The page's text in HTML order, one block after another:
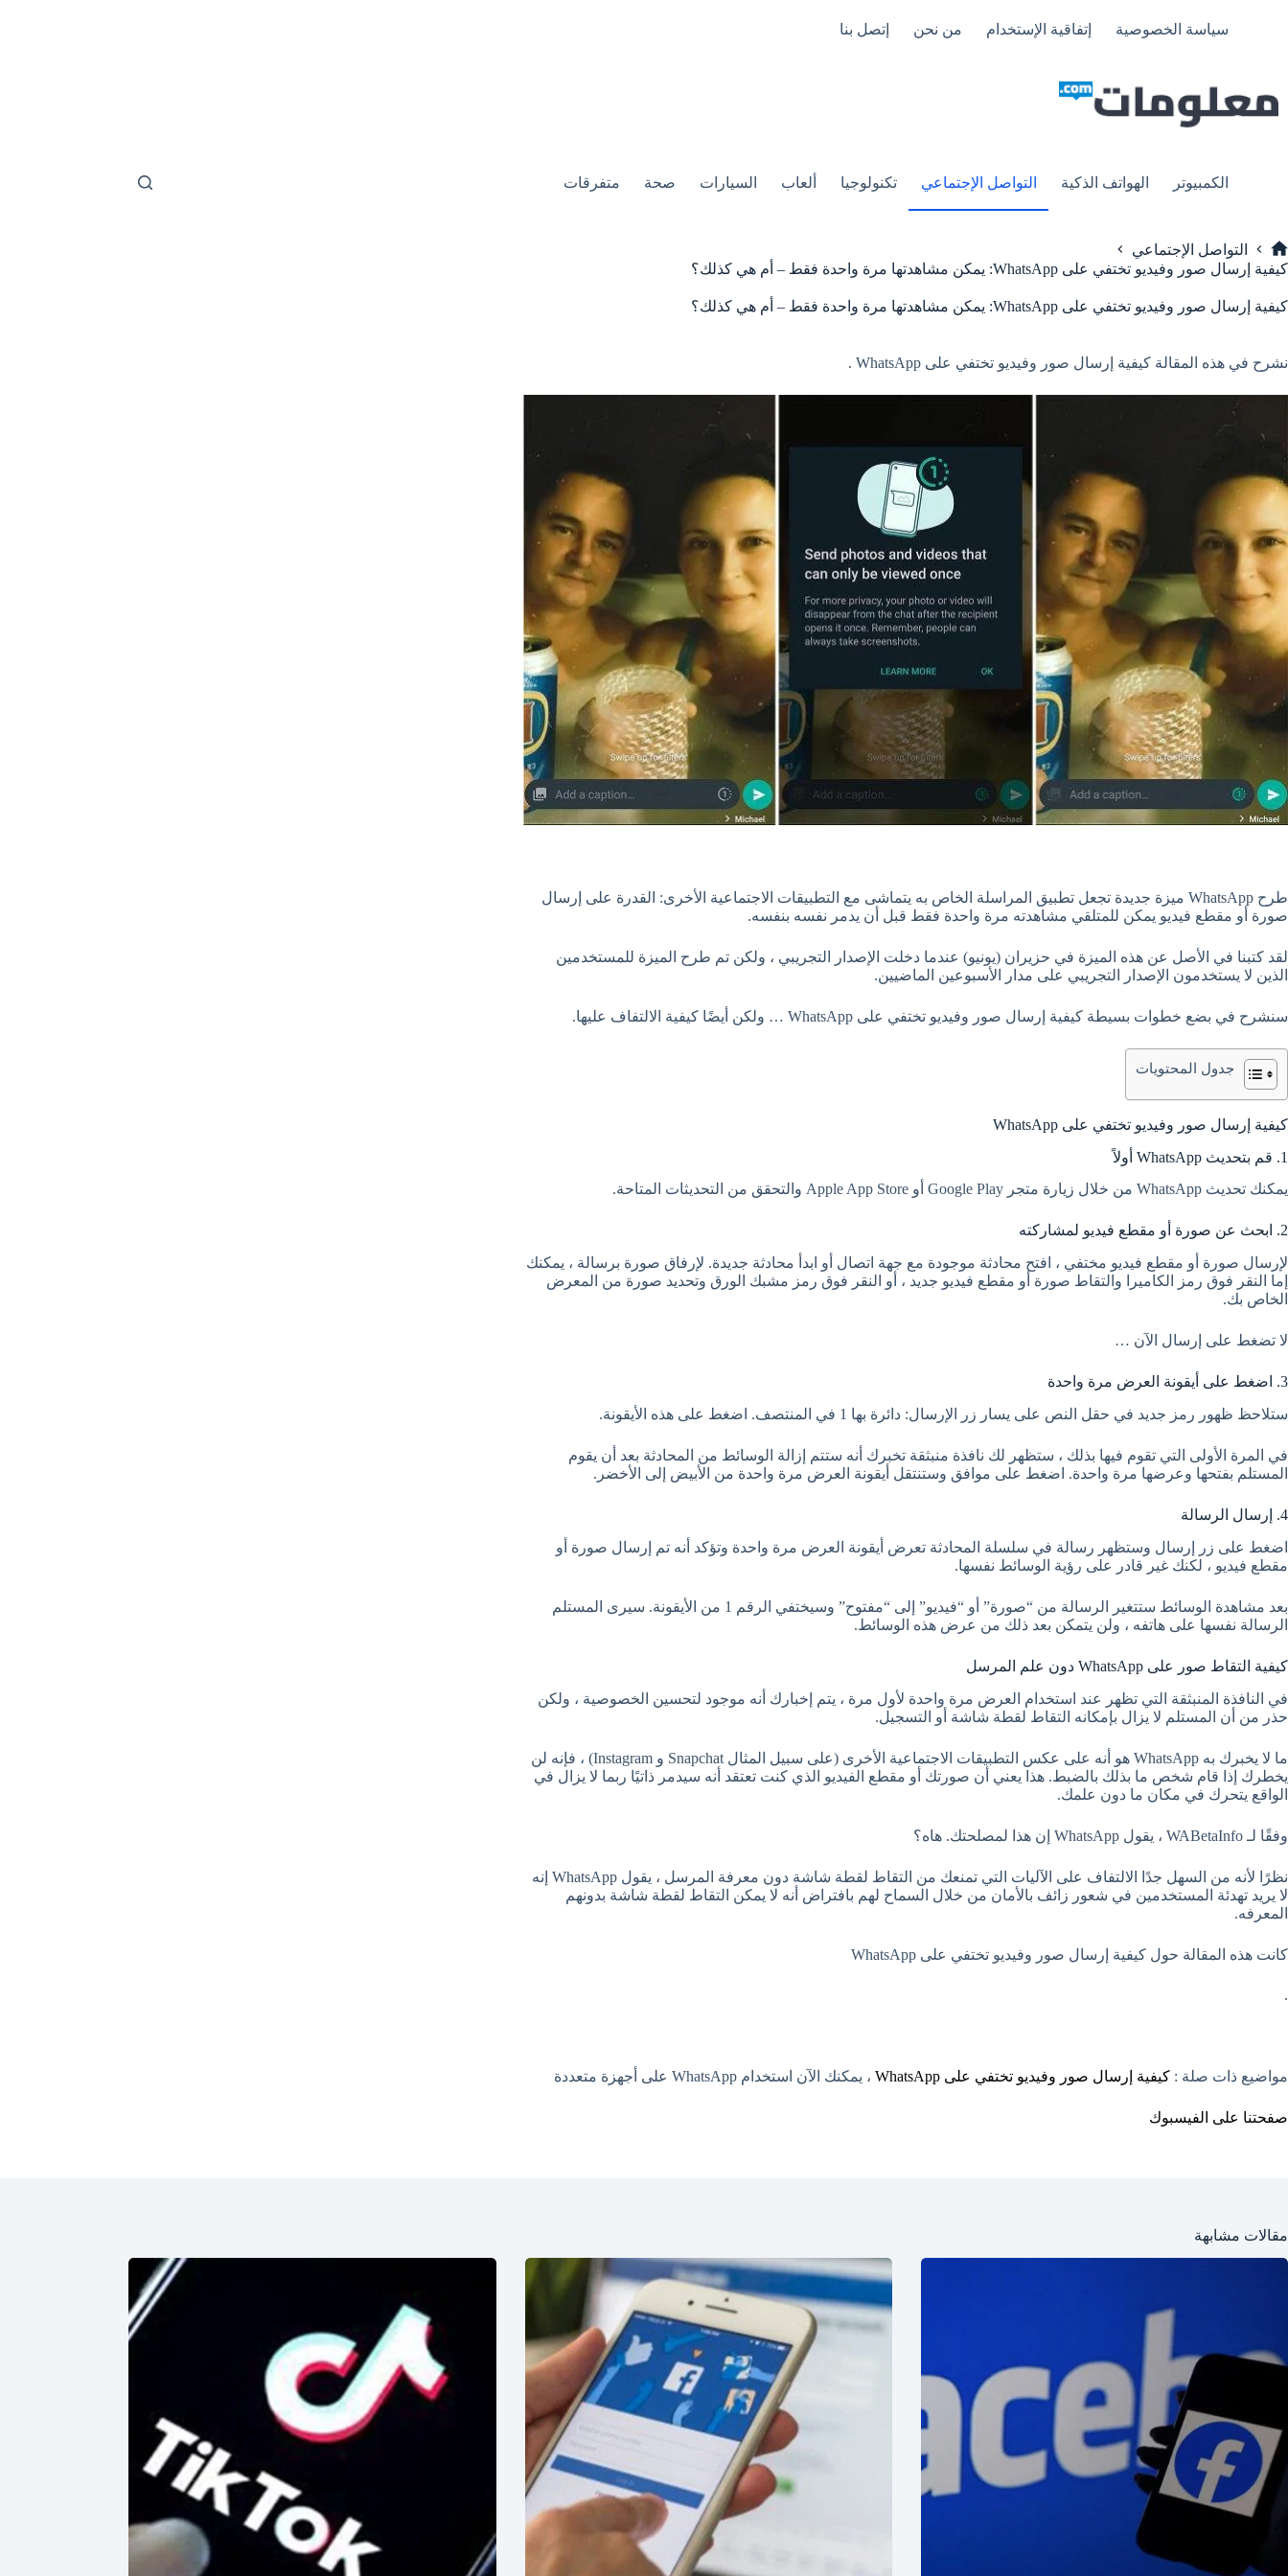
سياسة الخصوصية إتفاقية الإستخدام من نحن إتصل بنا
الكمبيوتر الهواتف الذكية التواصل الإجتماعي تكنولوجيا ألعاب السيارات صحة متفرقات
الرئيسية
التواصل الإجتماعي
كيفية إرسال صور وفيديو تختفي على WhatsApp: يمكن مشاهدتها مرة واحدة فقط – أم هي كذلك؟
كيفية إرسال صور وفيديو تختفي على WhatsApp: يمكن مشاهدتها مرة واحدة فقط – أم هي كذلك؟
نشرح في هذه المقالة كيفية إرسال صور وفيديو تختفي على WhatsApp .
طرح WhatsApp ميزة جديدة تجعل تطبيق المراسلة الخاص به يتماشى مع التطبيقات الاجتماعية الأخرى: القدرة على إرسال
صورة أو مقطع فيديو يمكن للمتلقي مشاهدته مرة واحدة فقط قبل أن يدمر نفسه بنفسه.
لقد كتبنا في الأصل عن هذه الميزة في حزيران (يونيو) عندما دخلت الإصدار التجريبي ، ولكن تم طرح الميزة للمستخدمين
الذين لا يستخدمون الإصدار التجريبي على مدار الأسبوعين الماضيين.
سنشرح في بضع خطوات بسيطة كيفية إرسال صور وفيديو تختفي على WhatsApp … ولكن أيضًا كيفية الالتفاف عليها.
جدول المحتويات
كيفية إرسال صور وفيديو تختفي على WhatsApp
1. قم بتحديث WhatsApp أولاً
يمكنك تحديث WhatsApp من خلال زيارة متجر Google Play أو Apple App Store والتحقق من التحديثات المتاحة.
2. ابحث عن صورة أو مقطع فيديو لمشاركته
لإرسال صورة أو مقطع فيديو مختفي ، افتح محادثة موجودة مع جهة اتصال أو ابدأ محادثة جديدة. لإرفاق صورة برسالة ، يمكنك
إما النقر فوق رمز الكاميرا والتقاط صورة أو مقطع فيديو جديد ، أو النقر فوق رمز مشبك الورق وتحديد صورة من المعرض
الخاص بك.
لا تضغط على إرسال الآن …
3. اضغط على أيقونة العرض مرة واحدة
ستلاحظ ظهور رمز جديد في حقل النص على يسار زر الإرسال: دائرة بها 1 في المنتصف. اضغط على هذه الأيقونة.
في المرة الأولى التي تقوم فيها بذلك ، ستظهر لك نافذة منبثقة تخبرك أنه ستتم إزالة الوسائط من المحادثة بعد أن يقوم
المستلم بفتحها وعرضها مرة واحدة. اضغط على موافق وستنتقل أيقونة العرض مرة واحدة من الأبيض إلى الأخضر.
4. إرسال الرسالة
اضغط على زر إرسال وستظهر رسالة في سلسلة المحادثة تعرض أيقونة العرض مرة واحدة وتؤكد أنه تم إرسال صورة أو
مقطع فيديو ، لكنك غير قادر على رؤية الوسائط نفسها.
بعد مشاهدة الوسائط ستتغير الرسالة من “صورة” أو “فيديو” إلى “مفتوح” وسيختفي الرقم 1 من الأيقونة. سيرى المستلم
الرسالة نفسها على هاتفه ، ولن يتمكن بعد ذلك من عرض هذه الوسائط.
كيفية التقاط صور على WhatsApp دون علم المرسل
في النافذة المنبثقة التي تظهر عند استخدام العرض مرة واحدة لأول مرة ، يتم إخبارك أنه موجود لتحسين الخصوصية ، ولكن
حذر من أن المستلم لا يزال بإمكانه التقاط لقطة شاشة أو التسجيل.
ما لا يخبرك به WhatsApp هو أنه على عكس التطبيقات الاجتماعية الأخرى (على سبيل المثال Snapchat و Instagram) ، فإنه لن
يخطرك إذا قام شخص ما بذلك بالضبط. هذا يعني أن صورتك أو مقطع الفيديو الذي كنت تعتقد أنه سيدمر ذاتيًا ربما لا يزال في
الواقع يتحرك في مكان ما دون علمك.
وفقًا لـ WABetaInfo ، يقول WhatsApp إن هذا لمصلحتك. هاه؟
نظرًا لأنه من السهل جدًا الالتفاف على الآليات التي تمنعك من التقاط لقطة شاشة دون معرفة المرسل ، يقول WhatsApp إنه
لا يريد تهدئة المستخدمين في شعور زائف بالأمان من خلال السماح لهم بافتراض أنه لا يمكن التقاط لقطة شاشة بدونهم
المعرفه.
كانت هذه المقالة حول كيفية إرسال صور وفيديو تختفي على WhatsApp
.
مواضيع ذات صلة : كيفية إرسال صور وفيديو تختفي على WhatsApp ، يمكنك الآن استخدام WhatsApp على أجهزة متعددة
صفحتنا على الفيسبوك
مقالات مشابهة